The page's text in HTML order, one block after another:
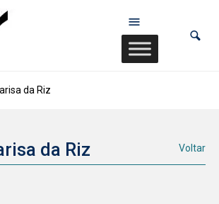
de ferramentas
da Riz
da Riz Voltar